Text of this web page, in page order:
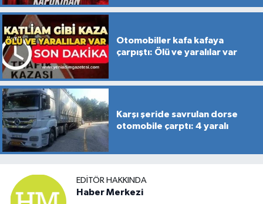
Otomobiller kafa kafaya
çarpıştı: Ölü ve yaralılar var
Karşı şeride savrulan dorse
otomobile çarptı: 4 yaralı
EDITÖR HAKKINDA
Haber Merkezi